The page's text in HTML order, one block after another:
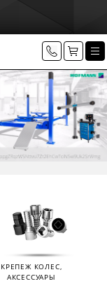
КРЕПЕЖ КОЛЕС,
АКСЕССУАРЫ